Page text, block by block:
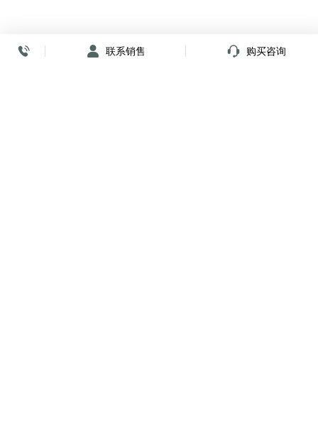
联系销售 购买咨询